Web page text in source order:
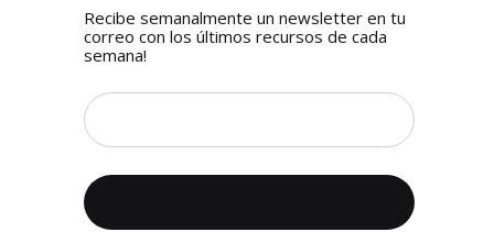
Recibe semanalmente un newsletter en tu
correo con los últimos recursos de cada
semana!